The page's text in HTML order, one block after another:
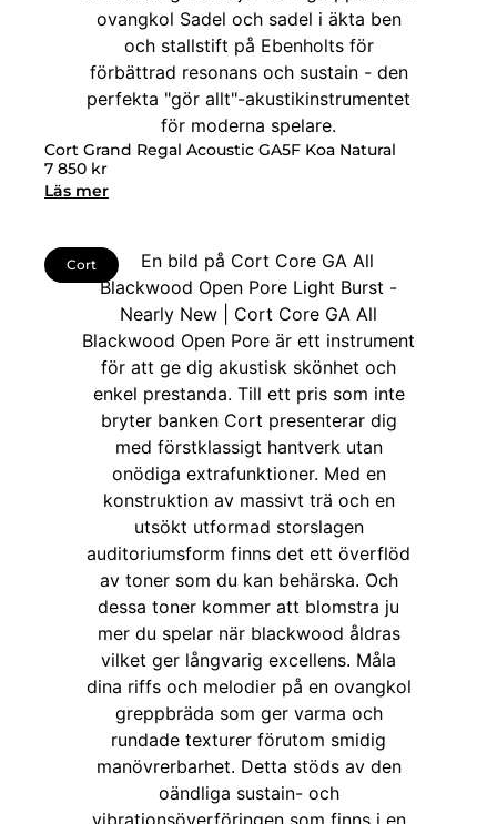
Cort Grand Regal Acoustic GA5F Koa Natural
7 850 kr
Läs mer
Cort